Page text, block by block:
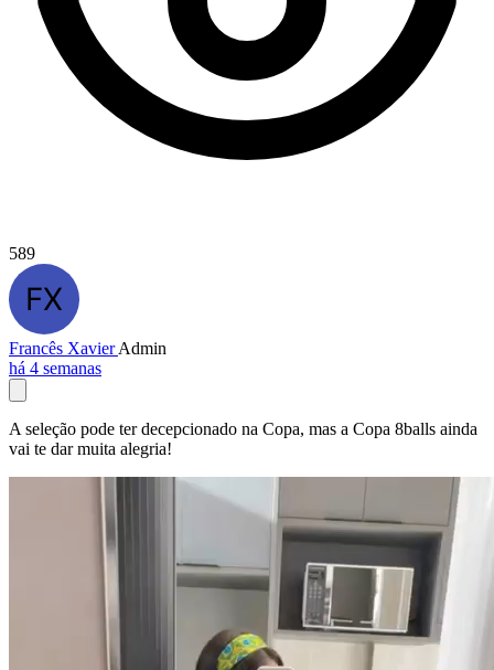
589
Francês XavierAdmin
há 4 semanas
A seleção pode ter decepcionado na Copa, mas a Copa 8balls ainda
vai te dar muita alegria!